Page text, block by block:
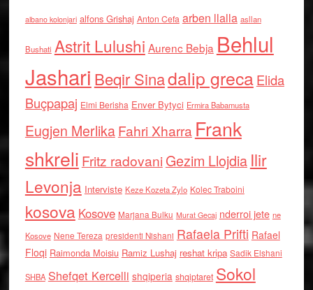
albano kolonjari alfons Grishaj Anton Cefa arben llalla asllan
Bushati Astrit Lulushi Aurenc Bebja Behlul
Jashari Beqir Sinadalip grecaElida
Buçpapaj Elmi Berisha Enver Bytyci Ermira Babamusta
Eugjen MerlikaFahri Xharra Frank
shkreli Fritz radovaniGezim Llojdia Ilir
Levonja Interviste Keze Kozeta Zylo Kolec Traboini
kosova Kosove Marjana Bulku Murat Gecaj nderroi jete ne
Kosove Nene Tereza presidenti Nishani Rafaela Prifti Rafael
Floqi Raimonda Moisiu Ramiz Lushaj reshat kripa Sadik Elshani
SHBA Shefqet Kercelli shqiperia shqiptaret Sokol